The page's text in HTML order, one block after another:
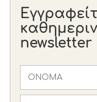
newsletter